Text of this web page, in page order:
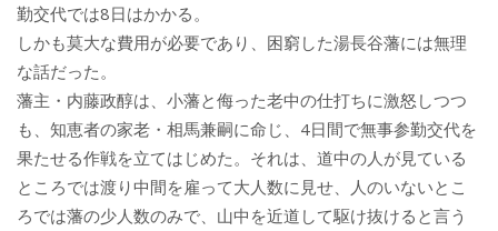
勤交代では8日はかかる。
しかも莫大な費用が必要であり、困窮した湯長谷藩には無理
な話だった。
藩主・内藤政醇は、小藩と侮った老中の仕打ちに激怒しつつ
も、知恵者の家老・相馬兼嗣に命じ、4日間で無事参勤交代を
果たせる作戦を立てはじめた。それは、道中の人が見ている
ところでは渡り中間を雇って大人数に見せ、人のいないとこ
ろでは藩の少人数のみで、山中を近道して駆け抜けると言う